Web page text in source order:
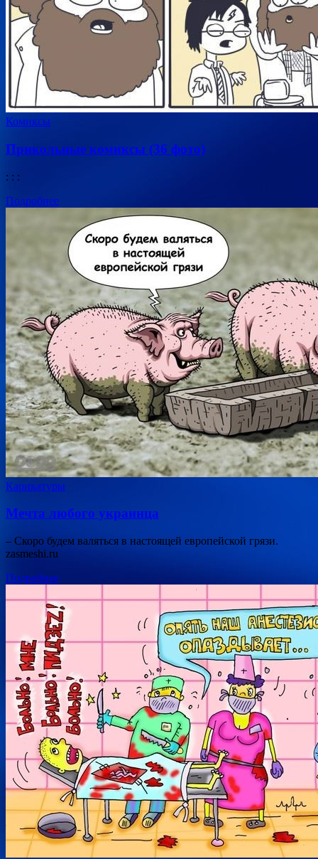
Комиксы
Прикольные комиксы (36 фото)
: : :
Подробнее
Карикатуры
Мечта любого украинца
– Скоро будем валяться в настоящей европейской грязи.
zasmeshi.ru
Подробнее